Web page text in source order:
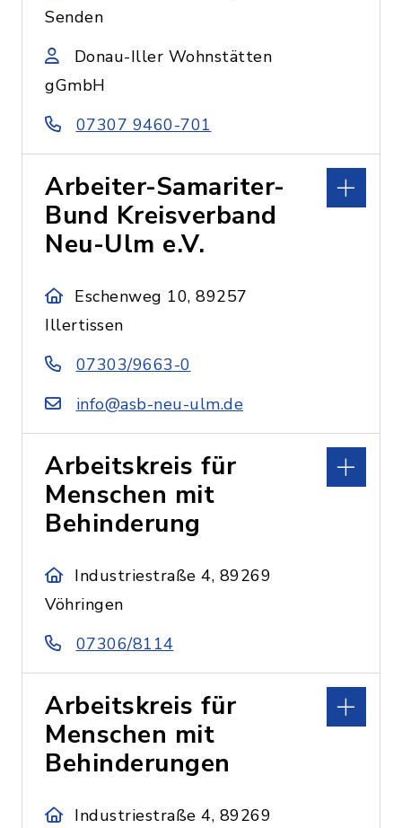
Senden
Donau-Iller Wohnstätten
gGmbH
07307 9460-701
Arbeiter-Samariter-
Bund Kreisverband
Neu-Ulm e.V.
Eschenweg 10, 89257
Illertissen
07303/9663-0
info@asb-neu-ulm.de
Arbeitskreis für
Menschen mit
Behinderung
Industriestraße 4, 89269
Vöhringen
07306/8114
Arbeitskreis für
Menschen mit
Behinderungen
Industriestraße 4, 89269